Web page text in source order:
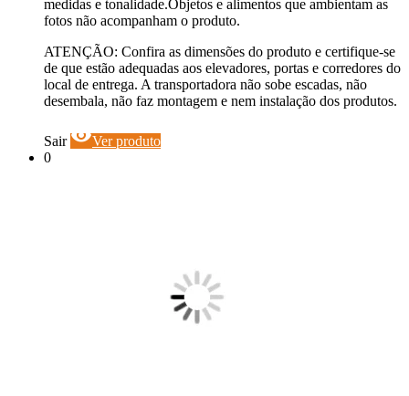
medidas e tonalidade.Objetos e alimentos que ambientam as
fotos não acompanham o produto.
ATENÇÃO: Confira as dimensões do produto e certifique-se
de que estão adequadas aos elevadores, portas e corredores do
local de entrega. A transportadora não sobe escadas, não
desembala, não faz montagem e nem instalação dos produtos.
Sair visibilityVer produto
0